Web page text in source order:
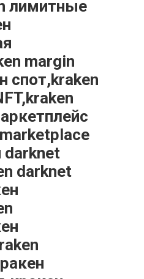
лимитные
margin
спот,kraken
darknet
darknet